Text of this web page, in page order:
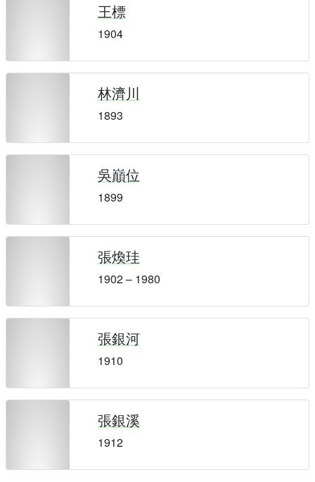
王標
1904
林濟川
1893
吳巔位
1899
張煥珪
1902 – 1980
張銀河
1910
張銀溪
1912